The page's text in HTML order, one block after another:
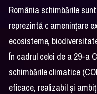
România schimbările
reprezintă o amenințare
ecosisteme,
În cadrul celei de a 29-a
schimbările climatice
eficace, realizabil și